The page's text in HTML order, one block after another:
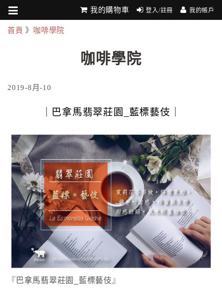
我的購物車 登入/註冊 我的帳戶
首頁 》 咖啡學院
咖啡學院
2019-8月-10
｜巴拿馬翡翠莊園_藍標藝伎｜
『巴拿馬翡翠莊園_藍標藝伎』